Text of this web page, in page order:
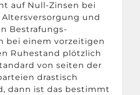
auf Null-Zinsen bei
und
Bestrafungs-
bei einem vorzeitigen
Ruhestand plötzlich
von seiten der
drastisch
dann ist das bestimmt